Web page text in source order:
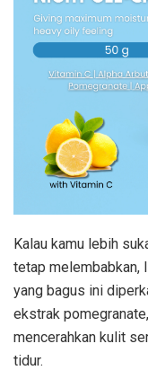
Kalau kamu lebih
tetap melembabkan,
yang bagus ini
ekstrak
mencerahkan kulit
tidur.